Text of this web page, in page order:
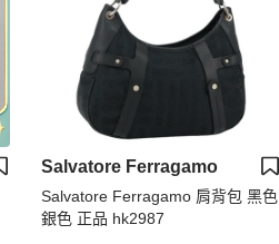
Salvatore Ferragamo
Salvatore Ferragamo 肩背包 黑色
銀色 正品 hk2987